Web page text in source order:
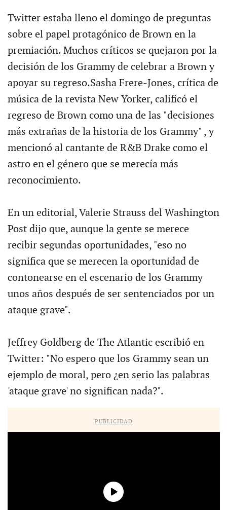
Twitter estaba lleno el domingo de preguntas
sobre el papel protagónico de Brown en la
premiación. Muchos críticos se quejaron por la
decisión de los Grammy de celebrar a Brown y
apoyar su regreso.Sasha Frere-Jones, crítica de
música de la revista New Yorker, calificó el
regreso de Brown como una de las "decisiones
más extrañas de la historia de los Grammy" , y
mencionó al cantante de R&B Drake como el
astro en el género que se merecía más
reconocimiento.
En un editorial, Valerie Strauss del Washington
Post dijo que, aunque la gente se merece
recibir segundas oportunidades, "eso no
significa que se merecen la oportunidad de
contonearse en el escenario de los Grammy
unos años después de ser sentenciados por un
ataque grave".
Jeffrey Goldberg de The Atlantic escribió en
Twitter: "No espero que los Grammy sean un
ejemplo de moral, pero ¿en serio las palabras
'ataque grave' no significan nada?".
PUBLICIDAD